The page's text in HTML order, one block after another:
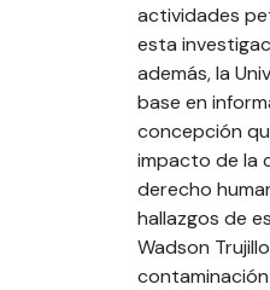
actividades
esta
además, la
base en
concepción
impacto de la
derecho
hallazgos de
Wadson